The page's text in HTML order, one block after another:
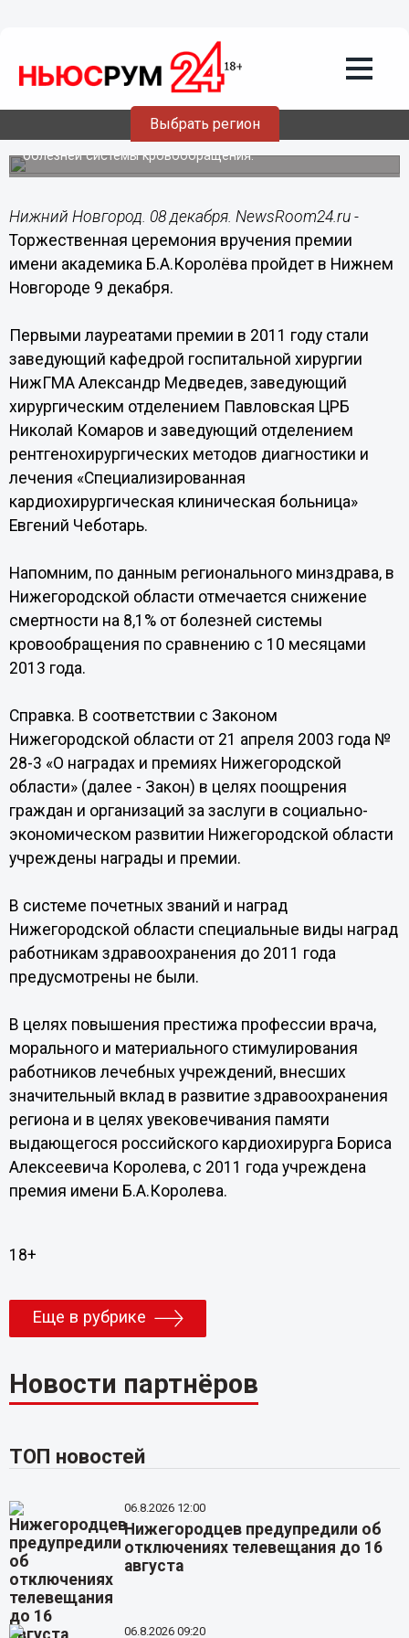
Выбрать регион
Лучшие кардиохирурги получат
награды в Нижнем Новгороде
По данным регионального минздрава, в Нижегородской
области отмечается снижение смертности на 8,1% от
болезней системы кровообращения.
Нижний Новгород. 08 декабря. NewsRoom24.ru -
Торжественная церемония вручения премии
имени академика Б.А.Королёва пройдет в Нижнем
Новгороде 9 декабря.
Первыми лауреатами премии в 2011 году стали
заведующий кафедрой госпитальной хирургии
НижГМА Александр Медведев, заведующий
хирургическим отделением Павловская ЦРБ
Николай Комаров и заведующий отделением
рентгенохирургических методов диагностики и
лечения «Специализированная
кардиохирургическая клиническая больница»
Евгений Чеботарь.
Напомним, по данным регионального минздрава, в
Нижегородской области отмечается снижение
смертности на 8,1% от болезней системы
кровообращения по сравнению с 10 месяцами
2013 года.
Справка. В соответствии с Законом
Нижегородской области от 21 апреля 2003 года №
28-3 «О наградах и премиях Нижегородской
области» (далее - Закон) в целях поощрения
граждан и организаций за заслуги в социально-
экономическом развитии Нижегородской области
учреждены награды и премии.
В системе почетных званий и наград
Нижегородской области специальные виды наград
работникам здравоохранения до 2011 года
предусмотрены не были.
В целях повышения престижа профессии врача,
морального и материального стимулирования
работников лечебных учреждений, внесших
значительный вклад в развитие здравоохранения
региона и в целях увековечивания памяти
выдающегося российского кардиохирурга Бориса
Алексеевича Королева, с 2011 года учреждена
премия имени Б.А.Королева.
18+
Еще в рубрике
Новости партнёров
ТОП новостей
06.8.2026 12:00
Нижегородцев предупредили об
отключениях телевещания до 16
августа
06.8.2026 09:20